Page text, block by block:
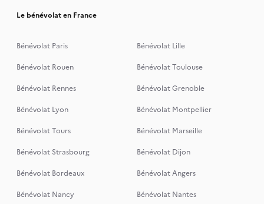
Le bénévolat en France
Bénévolat Paris
Bénévolat Lille
Bénévolat Rouen
Bénévolat Toulouse
Bénévolat Rennes
Bénévolat Grenoble
Bénévolat Lyon
Bénévolat Montpellier
Bénévolat Tours
Bénévolat Marseille
Bénévolat Strasbourg
Bénévolat Dijon
Bénévolat Bordeaux
Bénévolat Angers
Bénévolat Nancy
Bénévolat Nantes